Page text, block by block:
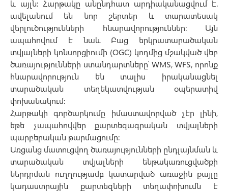
և այլն։ Հարթակը անընդհատ արդիականացվում է.
ավելանում են նոր շերտեր և տարատեսակ
վերլուծությունների հնարավորություններ։ Այն
ապահովում է նաև Բաց երկրատարածական
տվյալների կոնսորցիումի (OGC) կողմից մշակված վեբ
ծառայությունների ստանդարտները՝ WMS, WFS, որոնք
հնարավորություն են տալիս իրականացնել
տարածական տեղեկատվության օպերատիվ
փոխանակում։
Հարթակի գործարկումը իմաստավորված չէր լինի,
եթե չապահովվեր քարտեզագրական տվյալների
պարբերական թարմացումը։
Առցանց մատուցվող ծառայությունների ընդլայնման և
տարածական տվյալների ենթակառուցվածքի
ներդրման ուղղությամբ կատարված առաջին քայլը
կադաստրային քարտեզների տեղափոխումն է